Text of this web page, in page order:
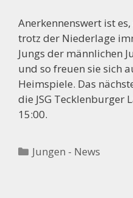
Anerkennenswert ist
trotz der Niederlage
Jungs der männlichen
und so freuen sie sich
Heimspiele. Das
die JSG Tecklenburger
15:00.
Kategorien
Jungen - News